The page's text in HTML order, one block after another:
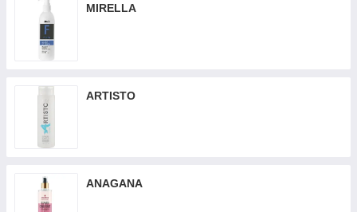
MIRELLA
ARTISTO
ANAGANA